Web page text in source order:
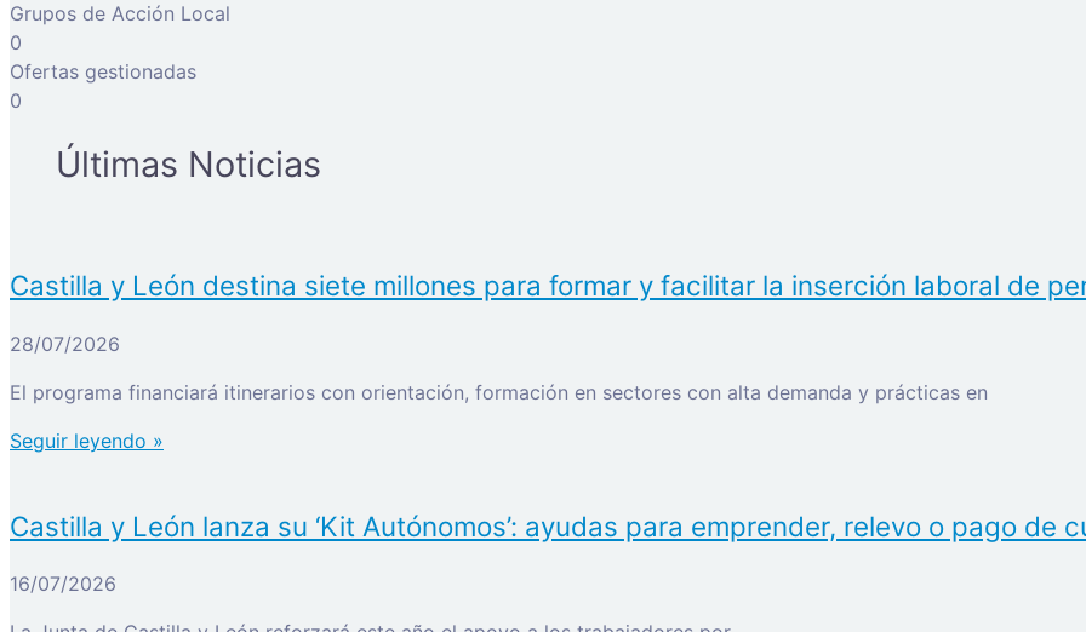
Grupos de Acción Local
0
Ofertas gestionadas
0
Últimas Noticias
Castilla y León destina siete millones para formar y facilitar la inserción laboral de
28/07/2026
El programa financiará itinerarios con orientación, formación en sectores con alta demanda y prácticas en
Seguir leyendo »
Castilla y León lanza su ‘Kit Autónomos’: ayudas para emprender, relevo o pago de
16/07/2026